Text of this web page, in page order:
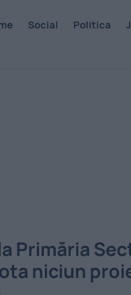
Social Politica
Primăria
niciun